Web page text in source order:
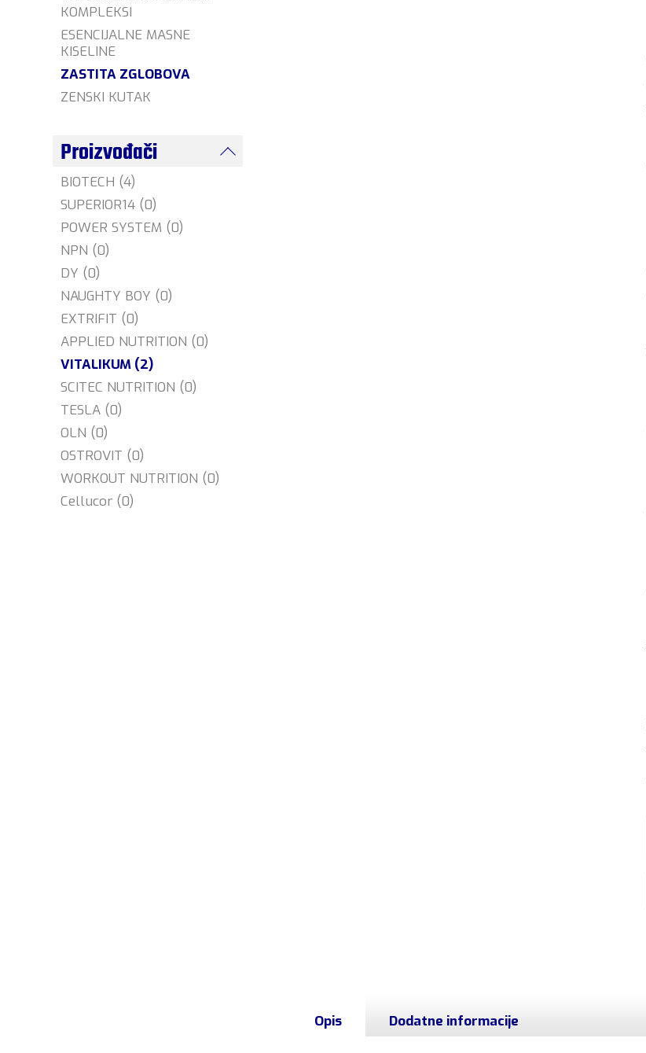
KOMPLEKSI
ESENCIJALNE MASNE
KISELINE
ZASTITA ZGLOBOVA
ZENSKI KUTAK
Proizvođači
BIOTECH (4)
SUPERIOR14 (0)
POWER SYSTEM (0)
NPN (0)
DY (0)
NAUGHTY BOY (0)
EXTRIFIT (0)
APPLIED NUTRITION (0)
VITALIKUM (2)
SCITEC NUTRITION (0)
TESLA (0)
OLN (0)
OSTROVIT (0)
WORKOUT NUTRITION (0)
Cellucor (0)
Opis Dodatne informacije